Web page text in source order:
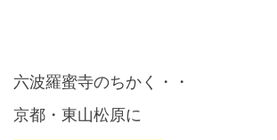
六波羅蜜寺のちかく・・
京都・東山松原に